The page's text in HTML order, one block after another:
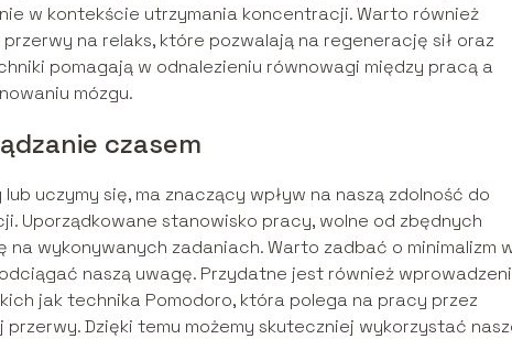
w kontekście utrzymania koncentracji. Warto również
na relaks, które pozwalają na regenerację sił oraz
pomagają w odnalezieniu równowagi między pracą a
mózgu.
czasem
uczymy się, ma znaczący wpływ na naszą zdolność do
Uporządkowane stanowisko pracy, wolne od zbędnych
na wykonywanych zadaniach. Warto zadbać o minimalizm
naszą uwagę. Przydatne jest również
jak technika Pomodoro, która polega na pracy przez
Dzięki temu możemy skuteczniej wykorzystać